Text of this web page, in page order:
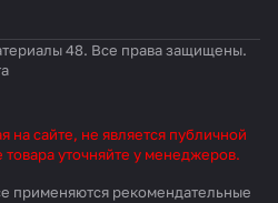
48. Все права защищены.
сайте, не является публичной
уточняйте у менеджеров.
применяются рекомендательные